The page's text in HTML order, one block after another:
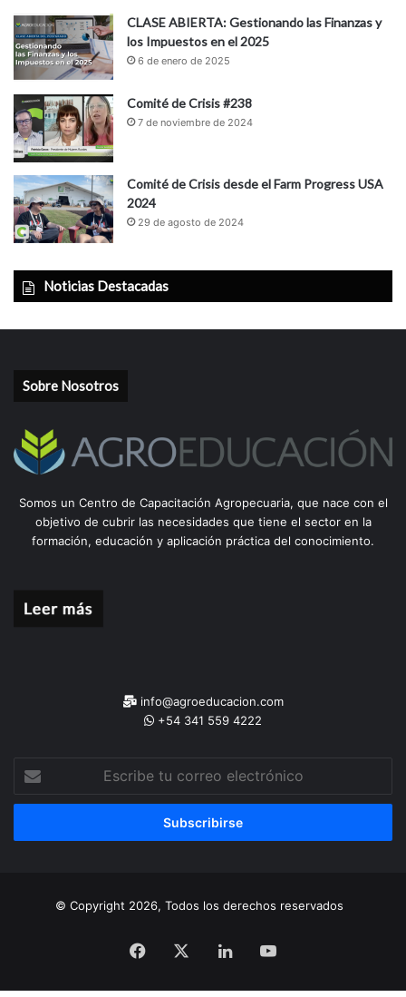
CLASE ABIERTA: Gestionando las Finanzas y
los Impuestos en el 2025
6 de enero de 2025
Comité de Crisis #238
7 de noviembre de 2024
Comité de Crisis desde el Farm Progress USA
2024
29 de agosto de 2024
Noticias Destacadas
Sobre Nosotros
Somos un Centro de Capacitación Agropecuaria, que nace con el
objetivo de cubrir las necesidades que tiene el sector en la
formación, educación y aplicación práctica del conocimiento.
info@agroeducacion.com
+54 341 559 4222
correo
© Copyright 2026, Todos los derechos reservados
Facebook LinkedInYouTube